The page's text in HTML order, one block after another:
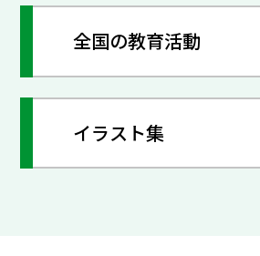
全国の教育活動
イラスト集